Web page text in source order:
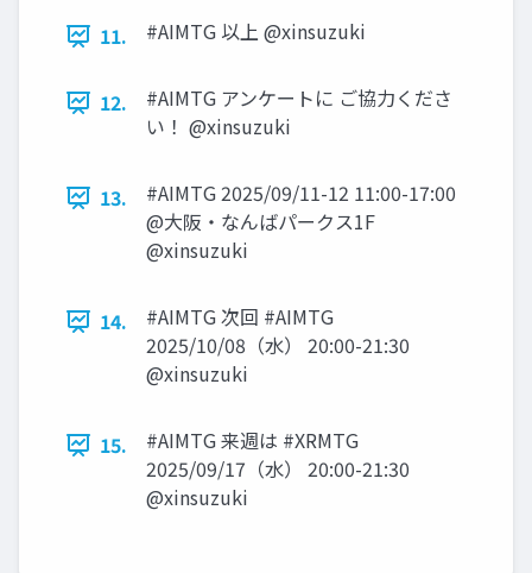
11.
#AIMTG 以上 @xinsuzuki
12.
#AIMTG アンケートに ご協力くださ
い！ @xinsuzuki
13.
#AIMTG 2025/09/11-12 11:00-17:00
@大阪・なんばパークス1F
@xinsuzuki
14.
#AIMTG 次回 #AIMTG
2025/10/08（水） 20:00-21:30
@xinsuzuki
15.
#AIMTG 来週は #XRMTG
2025/09/17（水） 20:00-21:30
@xinsuzuki